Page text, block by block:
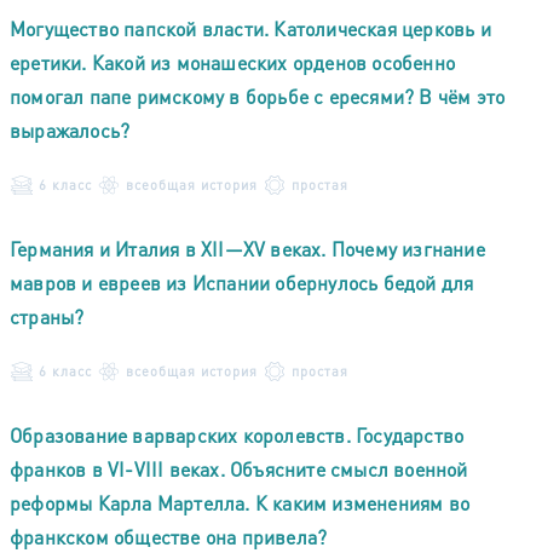
Могущество папской власти. Католическая церковь и
еретики. Какой из монашеских орденов особенно
помогал папе римскому в борьбе с ересями? В чём это
выражалось?
6 класс всеобщая история простая
Германия и Италия в XII—XV веках. Почему изгнание
мавров и евреев из Испании обернулось бедой для
страны?
6 класс всеобщая история простая
Образование варварских королевств. Государство
франков в VI-VIII веках. Объясните смысл военной
реформы Карла Мартелла. К каким изменениям во
франкском обществе она привела?